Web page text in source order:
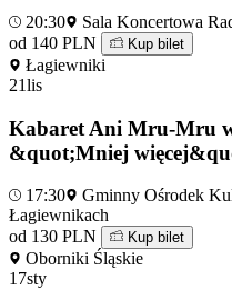
20:30
Sala Koncertowa
od 140 PLN
Kup bilet
Łagiewniki
21lis
Kabaret Ani Mru-Mru
&quot;Mniej
17:30
Gminny Ośrodek
Łagiewnikach
od 130 PLN
Kup bilet
Oborniki Śląskie
17sty